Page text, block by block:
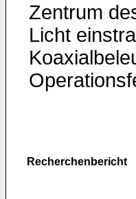
Zentrum
Licht
Recherchenbericht